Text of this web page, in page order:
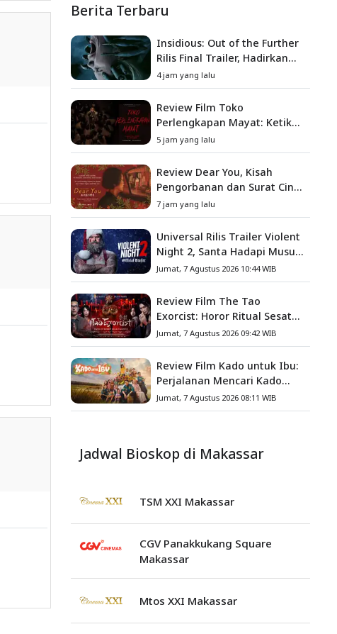
Berita Terbaru
Insidious: Out of the Further
Rilis Final Trailer, Hadirkan
Teror Baru, Iblis Kini Masuk
ke Dunia Manusia
4 jam yang lalu
Review Film Toko
Perlengkapan Mayat: Ketika
Kutukan Keluarga Menjadi
Sumber Teror yang
Sesungguhnya
5 jam yang lalu
Review Dear You, Kisah
Pengorbanan dan Surat Cinta
yang Menyentuh Hati
7 jam yang lalu
Universal Rilis Trailer Violent
Night 2, Santa Hadapi Musuh
Baru
Jumat, 7 Agustus 2026 10:44 WIB
Review Film The Tao
Exorcist: Horor Ritual Sesat
Taiwan yang Penuh Misteri
dan Teror Psikologis
Jumat, 7 Agustus 2026 09:42 WIB
Review Film Kado untuk Ibu:
Perjalanan Mencari Kado
yang Mengajarkan Arti
Keluarga
Jumat, 7 Agustus 2026 08:11 WIB
Jadwal Bioskop di Makassar
TSM XXI Makassar
CGV Panakkukang Square
Makassar
Mtos XXI Makassar